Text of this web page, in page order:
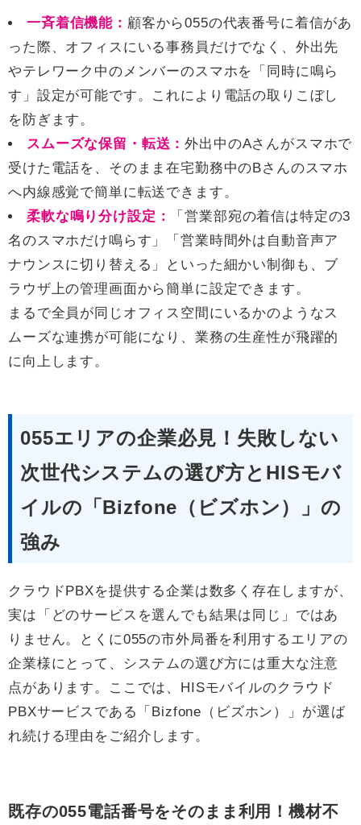
一斉着信機能： 顧客から055の代表番号に着信があ
った際、オフィスにいる事務員だけでなく、外出先
やテレワーク中のメンバーのスマホを「同時に鳴ら
す」設定が可能です。これにより電話の取りこぼし
を防ぎます。
スムーズな保留・転送：外出中のAさんがスマホで
受けた電話を、そのまま在宅勤務中のBさんのスマホ
へ内線感覚で簡単に転送できます。
柔軟な鳴り分け設定：
「営業部宛の着信は特定の3
名のスマホだけ鳴らす」「営業時間外は自動音声ア
ナウンスに切り替える」といった細かい制御も、ブ
ラウザ上の管理画面から簡単に設定できます。
まるで全員が同じオフィス空間にいるかのようなス
ムーズな連携が可能になり、業務の生産性が飛躍的
に向上します。
055エリアの企業必見！失敗しない
次世代システムの選び方とHISモバ
イルの「Bizfone（ビズホン）」の
強み
クラウドPBXを提供する企業は数多く存在しますが、
実は「どのサービスを選んでも結果は同じ」ではあ
りません。とくに055の市外局番を利用するエリアの
企業様にとって、システムの選び方には重大な注意
点があります。ここでは、HISモバイルのクラウド
PBXサービスである「Bizfone（ビズホン）」が選ば
れ続ける理由をご紹介します。
既存の055電話番号をそのまま利用！機材不